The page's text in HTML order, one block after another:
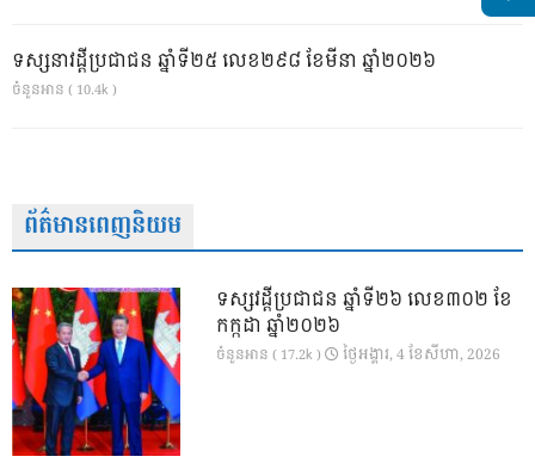
ទស្សនាវដ្ដីប្រជាជន ឆ្នាំទី២៥ លេខ២៩៨ ខែមីនា ឆ្នាំ២០២៦
ចំនួនអាន ( 10.4k )
ព័ត៌មានពេញនិយម
ទស្សវដ្តីប្រជាជន ឆ្នាំទី២៦ លេខ៣០២ ខែ
កក្កដា ឆ្នាំ២០២៦
ចំនួនអាន ( 17.2k ) ថ្ងៃ​អង្គារ, 4 ខែ​សីហា, 2026